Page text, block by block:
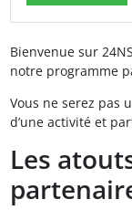
Bienvenue sur
notre programme
Vous ne serez pas
d’une activité et
Les